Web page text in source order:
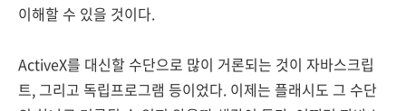
이해할 수 있을 것이다.
ActiveX를 대신할 수단으로 많이 거론되는 것이 자바스크립
트, 그리고 독립프로그램 등이었다. 이제는 플래시도 그 수단